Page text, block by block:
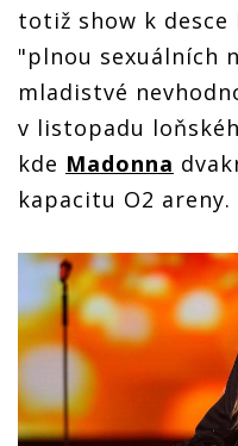
totiž show k desce
"plnou sexuálních
mladistvé
v listopadu
kde Madonna
kapacitu O2 areny.